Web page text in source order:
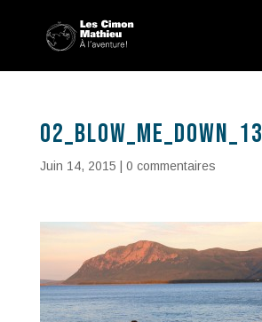
02_blow_me_down_13
Juin 14, 2015 0 commentaires